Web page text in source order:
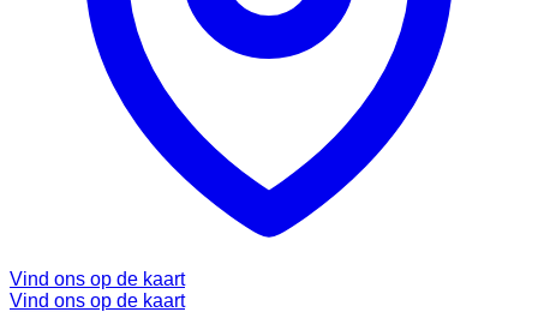
Vind ons op de kaart
Vind ons op de kaart